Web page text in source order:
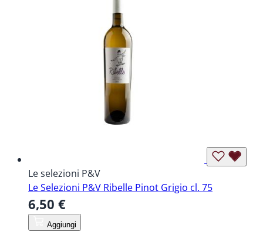
Le selezioni P&V
Le Selezioni P&V Ribelle Pinot Grigio cl. 75
6,50 €
Aggiungi